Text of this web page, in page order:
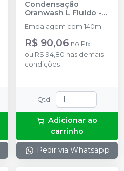
Condensação
Oranwash L Fluido -
ZHERMACK
Embalagem com 140ml.
R$ 90,06 no Pix
ou R$ 94,80 nas demais
condições
Qtd :
Adicionar ao
carrinho
Pedir via Whatsapp